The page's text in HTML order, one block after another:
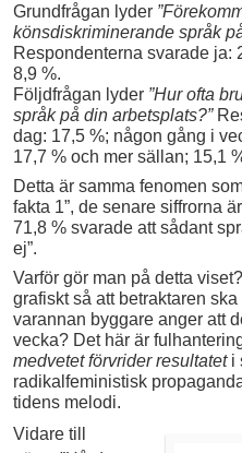
Grundfrågan lyder
könsdiskriminerande språk
Respondenterna svarade ja:
8,9 %.
Följdfrågan lyder ”Hur ofta
språk på din arbetsplats?”
dag: 17,5 %; någon gång i
17,7 % och mer sällan; 15,1
Detta är samma fenomen
fakta 1”, de senare siffrorna
71,8 % svarade att sådant
ej”.
Varför gör man på detta
grafiskt så att betraktaren ska
varannan byggare anger att
vecka? Det här är
medvetet förvrider resultateti
radikalfeministisk
tidens melodi.
Vidare till